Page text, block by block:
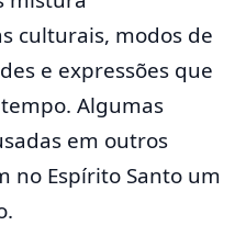
culturais, modos de
e expressões que
Algumas
em outros
no Espírito Santo um